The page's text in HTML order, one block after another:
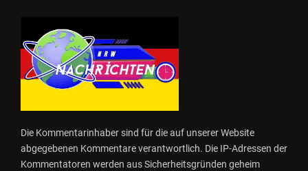
Die Kommentarinhaber sind für die auf unserer Website
abgegebenen Kommentare verantwortlich. Die IP-Adressen der
Kommentatoren werden aus Sicherheitsgründen geheim